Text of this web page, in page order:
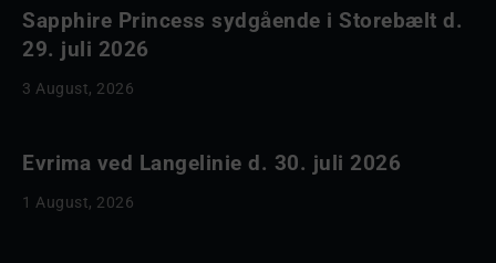
Sapphire Princess sydgående i Storebælt d.
29. juli 2026
3 August, 2026
Evrima ved Langelinie d. 30. juli 2026
1 August, 2026